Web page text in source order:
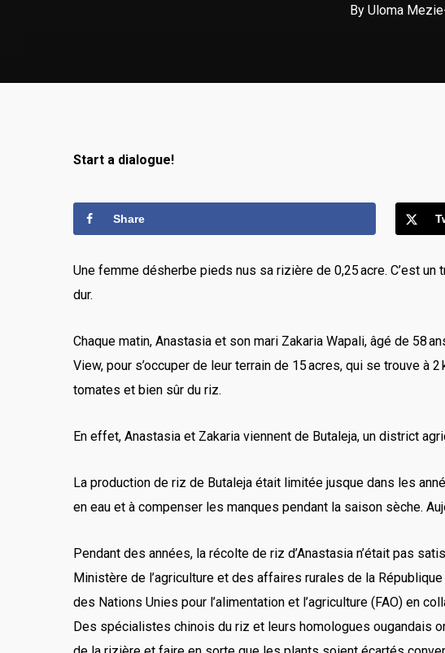
By Uloma
Start a dialogue!
Share
Une femme désherbe pieds nus sa rizière de 0,25 acre. C’est
dur.
Chaque matin, Anastasia et son mari Zakaria Wapali, âgé de 58
View, pour s’occuper de leur terrain de 15 acres, qui se trouve
tomates et bien sûr du riz.
En effet, Anastasia et Zakaria viennent de Butaleja, un district
La production de riz de Butaleja était limitée jusque dans les
en eau et à compenser les manques pendant la saison sèche.
Pendant des années, la récolte de riz d’Anastasia n’était pas
Ministère de l’agriculture et des affaires rurales de la
des Nations Unies pour l’alimentation et l’agriculture (FAO) en
Des spécialistes chinois du riz et leurs homologues ougandais